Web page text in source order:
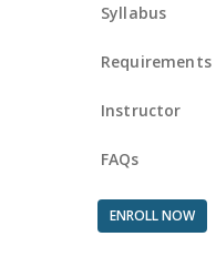
Syllabus
Requirements
Instructor
FAQs
ENROLL NOW